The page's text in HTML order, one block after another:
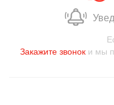
Закажите звоноки мы